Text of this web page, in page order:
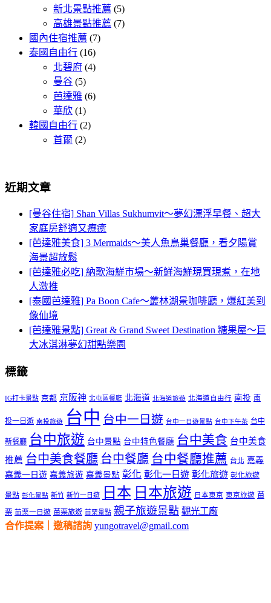
新北景點推薦 (5)
高雄景點推薦 (7)
國內住宿推薦 (7)
泰國自由行 (16)
北碧府 (4)
曼谷 (5)
芭達雅 (6)
華欣 (1)
韓國自由行 (2)
首爾 (2)
近期文章
[曼谷住宿] Shan Villas Sukhumvit～夢幻漂浮早餐、超大
家庭房舒適又療癒
[芭達雅美食] 3 Mermaids～美人魚鳥巢餐廳，看夕陽賞
海景超放鬆
[芭達雅必吃] 納歌海鮮市場～新鮮海鮮現買現煮，在地
人激推
[泰國芭達雅] Pa Boon Cafe～叢林湖景咖啡廳，爆紅美到
像仙境
[芭達雅景點] Great & Grand Sweet Destination 糖果屋～巨
大冰淇淋夢幻甜點樂園
標籤
IG打卡景點 京都 京阪神 北屯區餐廳 北海道 北海道旅遊 北海道自由行 南投 南
投一日遊 南投旅遊 台中 台中一日遊 台中一日遊景點 台中下午茶 台中
新餐廳 台中旅遊 台中景點 台中特色餐廳 台中美食 台中美食
推薦 台中美食餐廳 台中餐廳 台中餐廳推薦 台北 嘉義
嘉義一日遊 嘉義旅遊 嘉義景點 彰化 彰化一日遊 彰化旅遊 彰化旅遊
景點 彰化景點 新竹 新竹一日遊 日本 日本旅遊 日本東京 東京旅遊 苗
栗 苗栗一日遊 苗栗旅遊 苗栗景點 親子旅遊景點 觀光工廠
合作提案｜邀稿諮詢 yungotravel@gmail.com